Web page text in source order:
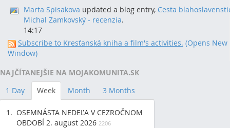
Marta Spisakova updated a blog entry, Cesta
Michal Zamkovský - recenzia.
14:17
Subscribe to Kresťanská kniha a film's activities. (Opens New
Window)
NAJČÍTANEJŠIE NA MOJAKOMUNITA.SK
1 Day
Week Month 3 Months
OSEMNÁSTA NEDEĽA V CEZROČNOM
OBDOBÍ 2. august 2026 2206